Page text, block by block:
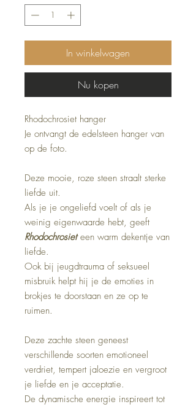
In winkelwagen
Nu kopen
Rhodochrosiet hanger
Je ontvangt de edelsteen hanger van
op de foto.
Deze mooie, roze steen straalt sterke
liefde uit.
Als je je ongeliefd voelt of als je
weinig eigenwaarde hebt, geeft
Rhodochrosieteen warm dekentje van
liefde.
Ook bij jeugdtrauma of seksueel
misbruik helpt hij je de emoties in
brokjes te doorstaan en ze op te
ruimen.
Deze zachte steen geneest
verschillende soorten emotioneel
verdriet, tempert jaloezie en vergroot
je liefde en je acceptatie.
De dynamische energie inspireert tot